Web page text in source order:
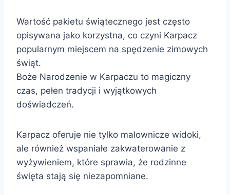
Wartość pakietu świątecznego jest często
opisywana jako korzystna, co czyni Karpacz
popularnym miejscem na spędzenie zimowych
świąt.
Boże Narodzenie w Karpaczu to magiczny
czas, pełen tradycji i wyjątkowych
doświadczeń.
Karpacz oferuje nie tylko malownicze widoki,
ale również wspaniałe zakwaterowanie z
wyżywieniem, które sprawia, że rodzinne
święta stają się niezapomniane.